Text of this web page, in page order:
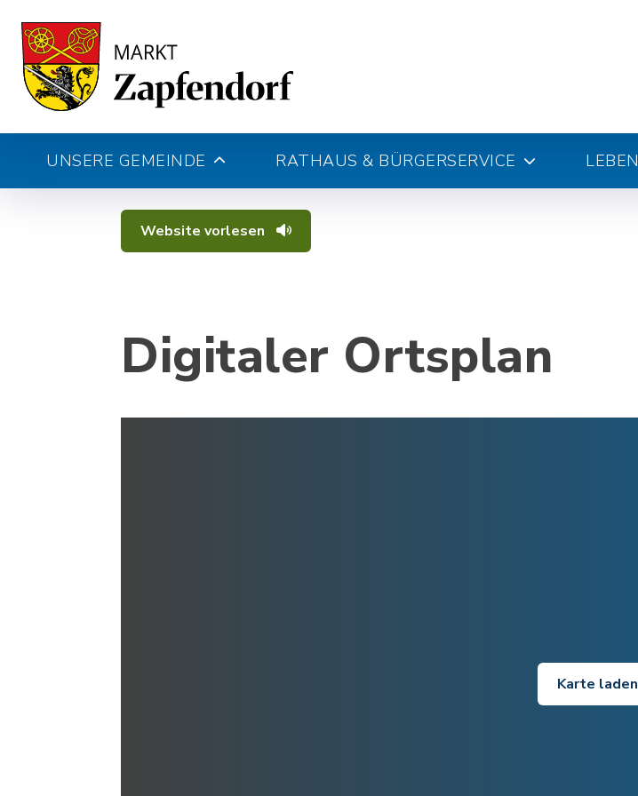
UNSERE GEMEINDE RATHAUS & BÜRGERSERVICE LEBEN
Website vorlesen
Digitaler Ortsplan
Karte laden